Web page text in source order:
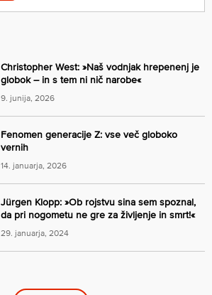
Christopher West: »Naš vodnjak hrepenenj je
globok – in s tem ni nič narobe«
9. junija, 2026
Fenomen generacije Z: vse več globoko
vernih
14. januarja, 2026
Jürgen Klopp: »Ob rojstvu sina sem spoznal,
da pri nogometu ne gre za življenje in smrt!«
29. januarja, 2024